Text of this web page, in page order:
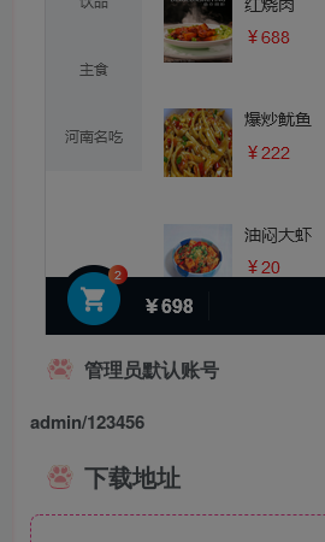
管理员默认账号
admin/123456
下载地址